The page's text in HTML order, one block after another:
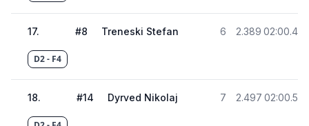
17. #8 Treneski Stefan 6 2.389 02:00.430
D2 - F4
18. #14 Dyrved Nikolaj 7 2.497 02:00.538